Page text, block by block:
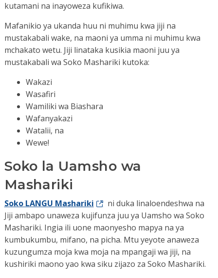
kutamani na inayoweza kufikiwa.
Mafanikio ya ukanda huu ni muhimu kwa jiji na
mustakabali wake, na maoni ya umma ni muhimu kwa
mchakato wetu. Jiji linataka kusikia maoni juu ya
mustakabali wa Soko Mashariki kutoka:
Wakazi
Wasafiri
Wamiliki wa Biashara
Wafanyakazi
Watalii, na
Wewe!
Soko la Uamsho wa
Mashariki
Soko LANGU Mashariki
ni duka linaloendeshwa na
Jiji ambapo unaweza kujifunza juu ya Uamsho wa Soko
Mashariki. Ingia ili uone maonyesho mapya na ya
kumbukumbu, mifano, na picha. Mtu yeyote anaweza
kuzungumza moja kwa moja na mpangaji wa jiji, na
kushiriki maono yao kwa siku zijazo za Soko Mashariki.